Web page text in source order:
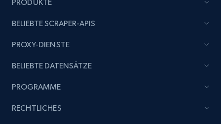
PRODUKTE
BELIEBTE SCRAPER-APIS
PROXY-DIENSTE
BELIEBTE DATENSÄTZE
PROGRAMME
RECHTLICHES